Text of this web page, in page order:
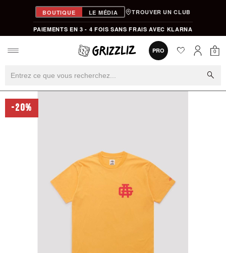
BOUTIQUE LE MÉDIA TROUVER UN CLUB
PAIEMENTS EN 3 - 4 FOIS SANS FRAIS AVEC KLARNA
PRO favorite0
0
search
-20%